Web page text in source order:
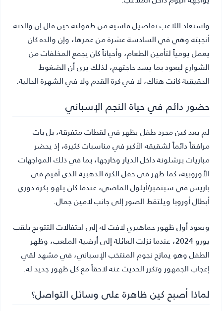
واستعاد اللاعب تفاصيل قاسية من طفولته حين قال إن والدته
أنجبته وهي في السادسة عشرة من عمرها، وإن والده كان
يعمل يومياً لتأمين الطعام، وأحياناً كان يجمع المخلفات من
الشوارع ليعود بما يسد حاجتهم، لذلك يرى أن الضغوط
الحقيقية كانت هناك، لا في كرة القدم ولا في الشهرة الحالية.
حضور دائم في حياة النجم الإسباني
لم يعد كين مجرد طفل يظهر في لقطات متفرقة، بل بات
مرافقاً دائماً لشقيقه الأكبر في مناسبات كثيرة، إذ يحضر
مباريات برشلونة داخل الديار وخارجها، بما في ذلك المواجهات
الأوروبية، كما ظهر في حفل الكرة الذهبية الذي أقيم في
باريس في سبتمبر/أيلول الماضي، عندما كان يلهو بكرة دوري
أبطال أوروبا ويلتقط الصور إلى جانب لامين جمال.
ويعود أول ظهور جماهيري لافت له إلى احتفالات التتويج بلقب
يورو 2024، عندما نزلت العائلة إلى أرضية الملعب، وظهر
الطفل وهو يمازح نجوم المنتخب الإسباني، في مشهد لقي
إعجاب الجمهور وتكرر الحديث عنه لاحقاً مع كل ظهور جديد له.
لماذا أصبح كين ظاهرة على وسائل التواصل؟